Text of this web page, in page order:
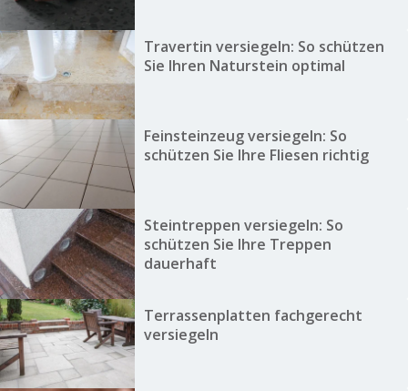
Travertin versiegeln: So schützen
Sie Ihren Naturstein optimal
Feinsteinzeug versiegeln: So
schützen Sie Ihre Fliesen richtig
Steintreppen versiegeln: So
schützen Sie Ihre Treppen
dauerhaft
Terrassenplatten fachgerecht
versiegeln